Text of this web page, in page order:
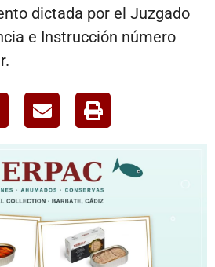
dictada por el Juzgado
e Instrucción número